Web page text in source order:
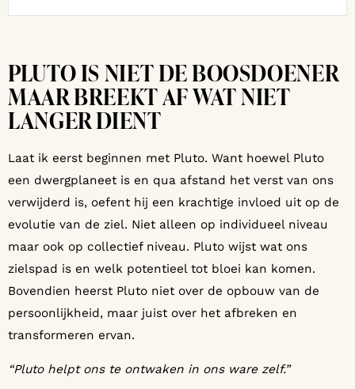
PLUTO IS NIET DE BOOSDOENER
MAAR BREEKT AF WAT NIET
LANGER DIENT
Laat ik eerst beginnen met Pluto. Want hoewel Pluto
een dwergplaneet is en qua afstand het verst van ons
verwijderd is, oefent hij een krachtige invloed uit op de
evolutie van de ziel. Niet alleen op individueel niveau
maar ook op collectief niveau. Pluto wijst wat ons
zielspad is en welk potentieel tot bloei kan komen.
Bovendien heerst Pluto niet over de opbouw van de
persoonlijkheid, maar juist over het afbreken en
transformeren ervan.
“Pluto helpt ons te ontwaken in ons ware zelf.”